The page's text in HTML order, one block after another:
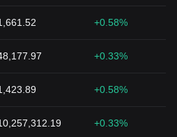
+0.58%
+0.33%
+0.58%
+0.33%